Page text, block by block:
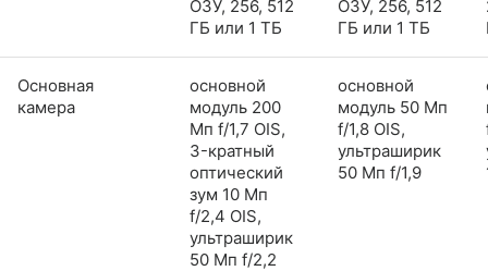
ОЗУ, 256, 512
ГБ или 1 ТБ
ОЗУ, 256, 512
ГБ или 1 ТБ
Основная
камера
основной
модуль 200
Мп f/1,7 OIS,
3-кратный
оптический
зум 10 Мп
f/2,4 OIS,
ультраширик
50 Мп f/2,2
основной
модуль 50 Мп
f/1,8 OIS,
ультраширик
50 Мп f/1,9